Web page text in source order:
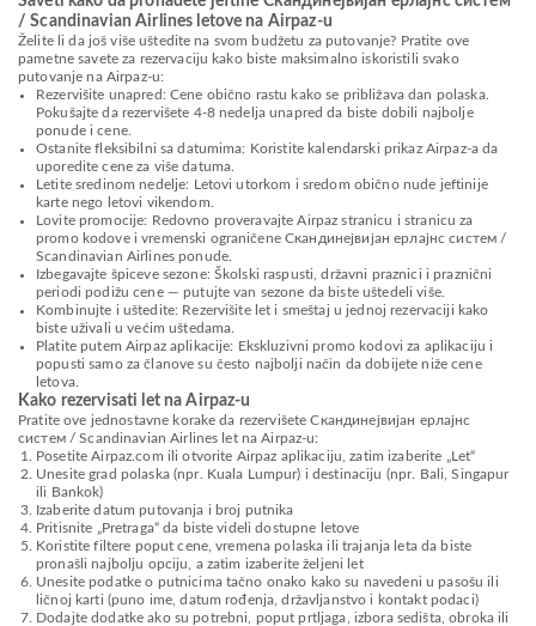
/ Scandinavian Airlines letove na Airpaz-u
Želite li da još više uštedite na svom budžetu za putovanje? Pratite ove
pametne savete za rezervaciju kako biste maksimalno iskoristili svako
putovanje na Airpaz-u:
Rezervišite unapred: Cene obično rastu kako se približava dan polaska.
Pokušajte da rezervišete 4-8 nedelja unapred da biste dobili najbolje
ponude i cene.
Ostanite fleksibilni sa datumima: Koristite kalendarski prikaz Airpaz-a da
uporedite cene za više datuma.
Letite sredinom nedelje: Letovi utorkom i sredom obično nude jeftinije
karte nego letovi vikendom.
Lovite promocije: Redovno proveravajte Airpaz stranicu i stranicu za
promo kodove i vremenski ograničene Скандинејвијан ерлајнс систем /
Scandinavian Airlines ponude.
Izbegavajte špiceve sezone: Školski raspusti, državni praznici i praznični
periodi podižu cene — putujte van sezone da biste uštedeli više.
Kombinujte i uštedite: Rezervišite let i smeštaj u jednoj rezervaciji kako
biste uživali u većim uštedama.
Platite putem Airpaz aplikacije: Ekskluzivni promo kodovi za aplikaciju i
popusti samo za članove su često najbolji način da dobijete niže cene
letova.
Kako rezervisati let na Airpaz-u
Pratite ove jednostavne korake da rezervišete Скандинејвијан ерлајнс
систем / Scandinavian Airlines let na Airpaz-u:
Posetite Airpaz.com ili otvorite Airpaz aplikaciju, zatim izaberite „Let“
Unesite grad polaska (npr. Kuala Lumpur) i destinaciju (npr. Bali, Singapur
ili Bankok)
Izaberite datum putovanja i broj putnika
Pritisnite „Pretraga“ da biste videli dostupne letove
Koristite filtere poput cene, vremena polaska ili trajanja leta da biste
pronašli najbolju opciju, a zatim izaberite željeni let
Unesite podatke o putnicima tačno onako kako su navedeni u pasošu ili
ličnoj karti (puno ime, datum rođenja, državljanstvo i kontakt podaci)
Dodajte dodatke ako su potrebni, poput prtljaga, izbora sedišta, obroka ili